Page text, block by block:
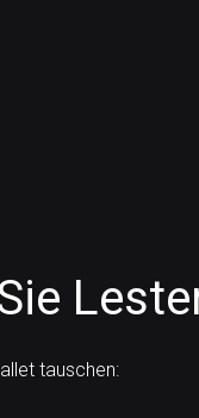
tauschen: